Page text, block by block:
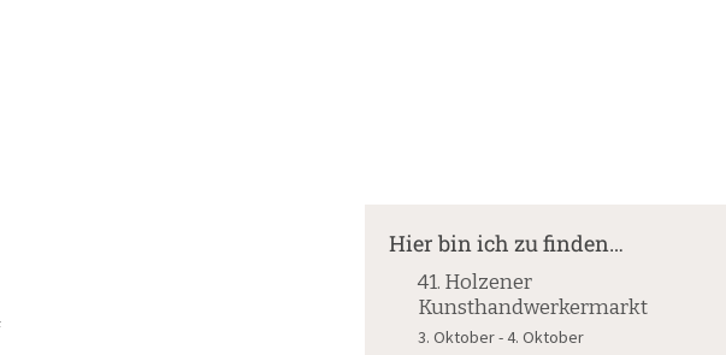
Hier bin ich zu finden…
41. Holzener
Kunsthandwerkermarkt
3. Oktober-4. Oktober